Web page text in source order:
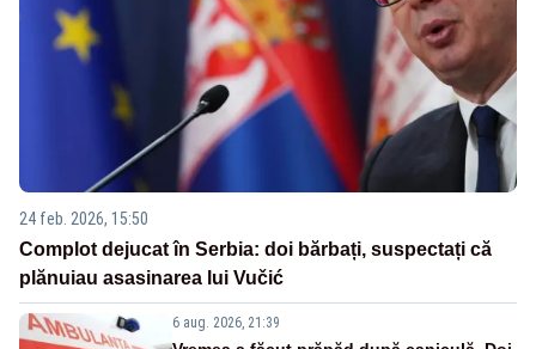
24 feb. 2026, 15:50
Complot dejucat în Serbia: doi bărbați, suspectați că
plănuiau asasinarea lui Vučić
6 aug. 2026, 21:39